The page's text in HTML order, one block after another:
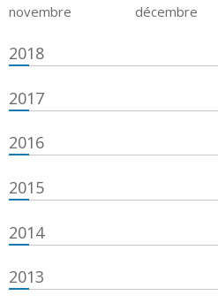
novembre
décembre
2018
2017
2016
2015
2014
2013